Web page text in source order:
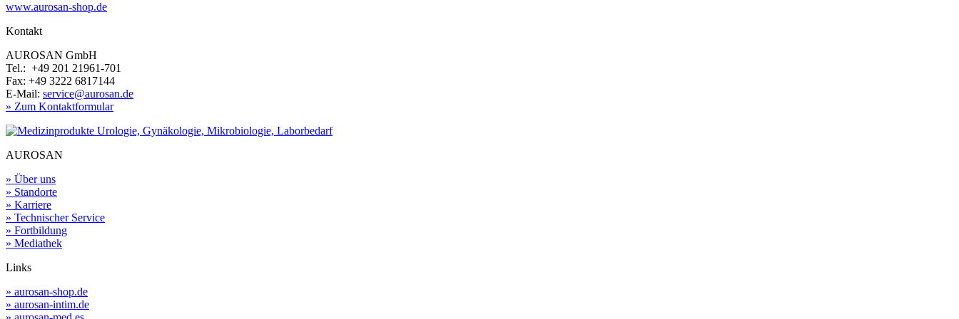
www.aurosan-shop.de
Kontakt
AUROSAN GmbH
Tel.: +49 201 21961-701
Fax: +49 3222 6817144
E-Mail: service@aurosan.de
» Zum Kontaktformular
AUROSAN
» Über uns
» Standorte
» Karriere
» Technischer Service
» Fortbildung
» Mediathek
Links
» aurosan-shop.de
» aurosan-intim.de